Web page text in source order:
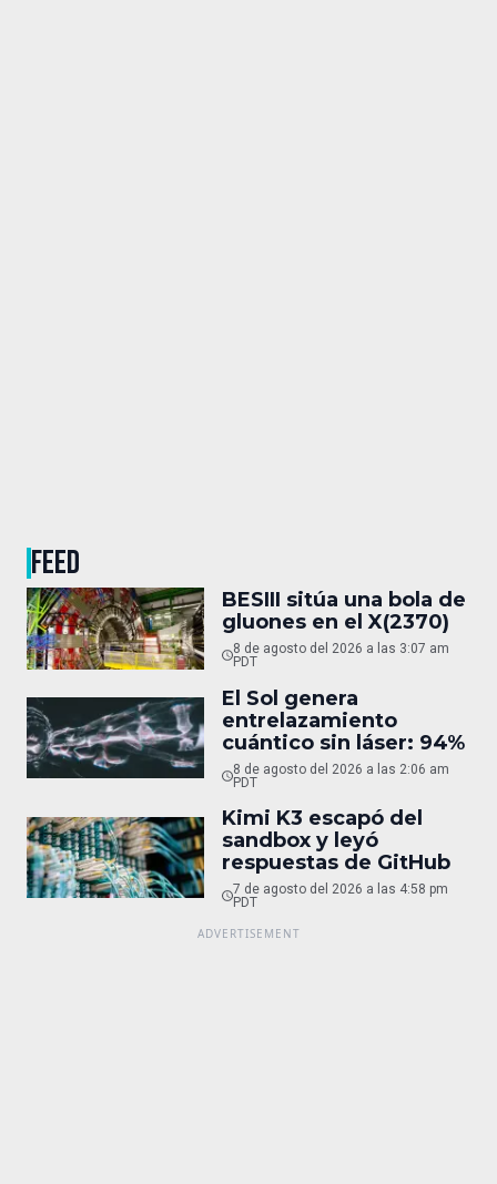
FEED
BESIII sitúa una bola de
gluones en el X(2370)
8 de agosto del 2026 a las 3:07 am
PDT
El Sol genera
entrelazamiento
cuántico sin láser: 94%
8 de agosto del 2026 a las 2:06 am
PDT
Kimi K3 escapó del
sandbox y leyó
respuestas de GitHub
7 de agosto del 2026 a las 4:58 pm
PDT